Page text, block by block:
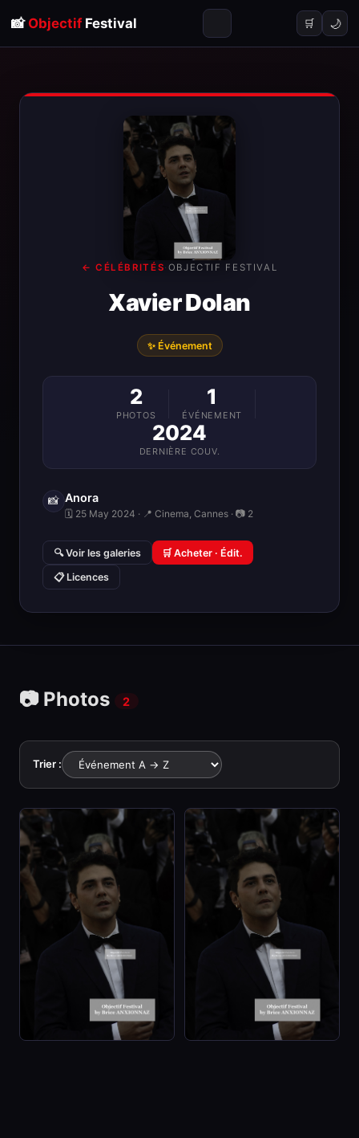
📸 ObjectifFestival 🛒 🌙
← CÉLÉBRITÉS· OBJECTIF FESTIVAL
Xavier Dolan
✨ Événement
2
PHOTOS
1
ÉVÉNEMENT
2024
DERNIÈRE COUV.
📸 Anora
🗓 25 May 2024 · 📍 Cinema, Cannes · 📷 2
🔍 Voir les galeries 🛒 Acheter · Édit.
📋 Licences
📷 Photos 2
Trier :